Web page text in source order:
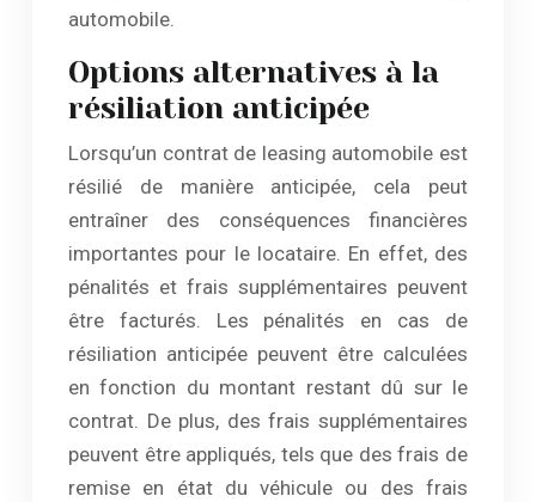
automobile.
Options alternatives à la
résiliation anticipée
Lorsqu’un contrat de leasing automobile est
résilié de manière anticipée, cela peut
entraîner des conséquences financières
importantes pour le locataire. En effet, des
pénalités et frais supplémentaires peuvent
être facturés. Les pénalités en cas de
résiliation anticipée peuvent être calculées
en fonction du montant restant dû sur le
contrat. De plus, des frais supplémentaires
peuvent être appliqués, tels que des frais de
remise en état du véhicule ou des frais